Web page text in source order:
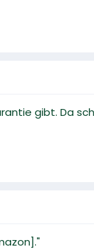
gibt. Da